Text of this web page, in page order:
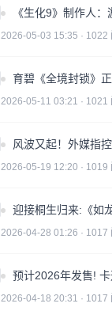
《生化9》制作人
2026-05-03 15:35 · 1022
育碧《全境封锁》
2026-05-11 03:21 · 1021
风波又起！外媒指
2026-05-19 12:20 · 1019
迎接桐生归来:《如
2026-04-28 01:26 · 1017
预计2026年发售!
2026-04-18 20:31 · 1017